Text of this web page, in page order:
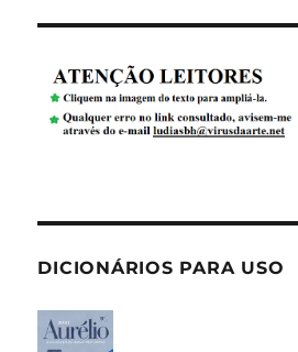
DICIONÁRIOS PARA USO